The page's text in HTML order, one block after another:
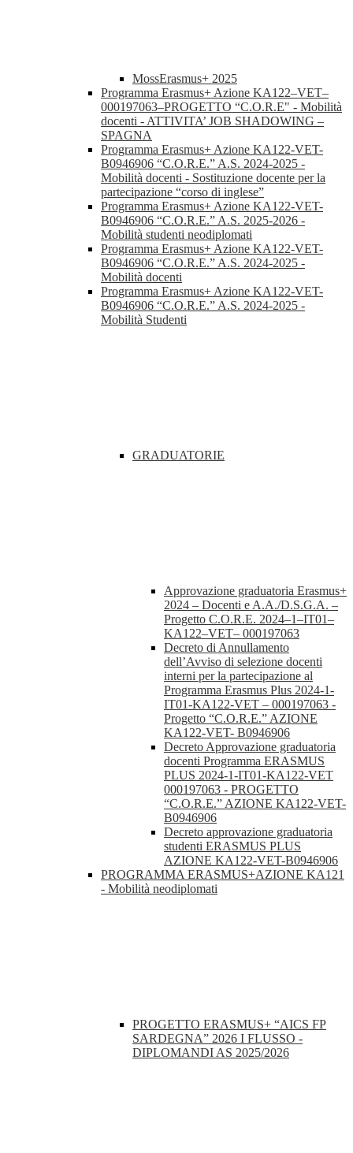
MossErasmus+ 2025
Programma Erasmus+ Azione KA122–VET–
000197063–PROGETTO “C.O.R.E" - Mobilità
docenti - ATTIVITA’ JOB SHADOWING –
SPAGNA
Programma Erasmus+ Azione KA122-VET-
B0946906 “C.O.R.E.” A.S. 2024-2025 -
Mobilità docenti - Sostituzione docente per la
partecipazione “corso di inglese”
Programma Erasmus+ Azione KA122-VET-
B0946906 “C.O.R.E.” A.S. 2025-2026 -
Mobilità studenti neodiplomati
Programma Erasmus+ Azione KA122-VET-
B0946906 “C.O.R.E.” A.S. 2024-2025 -
Mobilità docenti
Programma Erasmus+ Azione KA122-VET-
B0946906 “C.O.R.E.” A.S. 2024-2025 -
Mobilità Studenti
GRADUATORIE
Approvazione graduatoria Erasmus+
2024 – Docenti e A.A./D.S.G.A. –
Progetto C.O.R.E. 2024–1–IT01–
KA122–VET– 000197063
Decreto di Annullamento
dell’Avviso di selezione docenti
interni per la partecipazione al
Programma Erasmus Plus 2024-1-
IT01-KA122-VET – 000197063 -
Progetto “C.O.R.E.” AZIONE
KA122-VET- B0946906
Decreto Approvazione graduatoria
docenti Programma ERASMUS
PLUS 2024-1-IT01-KA122-VET
000197063 - PROGETTO
“C.O.R.E.” AZIONE KA122-VET-
B0946906
Decreto approvazione graduatoria
studenti ERASMUS PLUS
AZIONE KA122-VET-B0946906
PROGRAMMA ERASMUS+AZIONE KA121
- Mobilità neodiplomati
PROGETTO ERASMUS+ “AICS FP
SARDEGNA” 2026 I FLUSSO -
DIPLOMANDI AS 2025/2026